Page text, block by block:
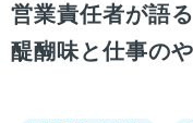
営業責任者が語
醍醐味と仕事の